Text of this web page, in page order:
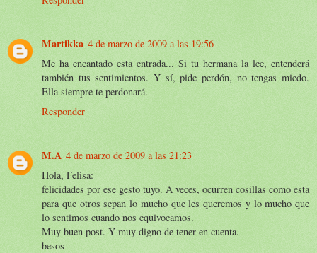
Martikka 4 de marzo de 2009 a las 19:56
Me ha encantado esta entrada... Si tu hermana la lee, entenderá
también tus sentimientos. Y sí, pide perdón, no tengas miedo.
Ella siempre te perdonará.
Responder
M.A 4 de marzo de 2009 a las 21:23
Hola, Felisa:
felicidades por ese gesto tuyo. A veces, ocurren cosillas como esta
para que otros sepan lo mucho que les queremos y lo mucho que
lo sentimos cuando nos equivocamos.
Muy buen post. Y muy digno de tener en cuenta.
besos